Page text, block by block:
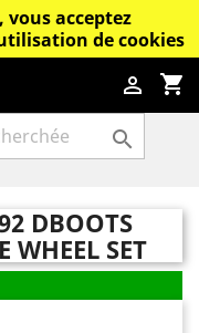
vous acceptez
de cookies
shopping_cart


DBOOTS
WHEEL SET